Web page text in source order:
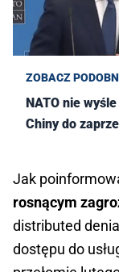
ZOBACZ
NATO nie
Chiny do
Jak
rosnącym
distributed
dostępu do